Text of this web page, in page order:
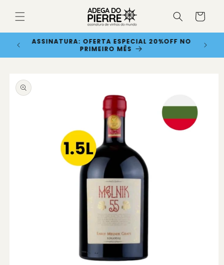
para o
conteúdo
Carrinho
NOVIDADE: 15% OFF AUTOMÁTICO NO
CHECKOUT PARA ASSINANTES!
informações
do produto